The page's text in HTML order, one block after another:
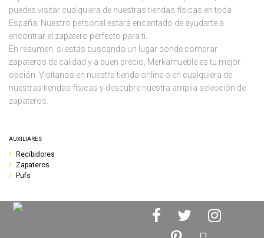
puedes visitar cualquiera de nuestras tiendas físicas en toda
España. Nuestro personal estará encantado de ayudarte a
encontrar el zapatero perfecto para ti.
En resumen, si estás buscando un lugar donde comprar
zapateros de calidad y a buen precio, Merkamueble es tu mejor
opción. Visítanos en nuestra tienda online o en cualquiera de
nuestras tiendas físicas y descubre nuestra amplia selección de
zapateros.
AUXILIARES
Recibidores
Zapateros
Pufs